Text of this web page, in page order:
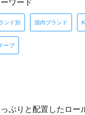
ワード
ンド別 国内ブランド
ープ
ぷりと配置したロー